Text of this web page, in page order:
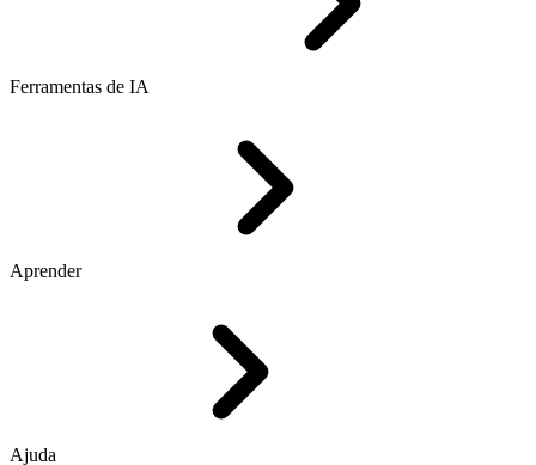
Ferramentas de IA
Aprender
Ajuda